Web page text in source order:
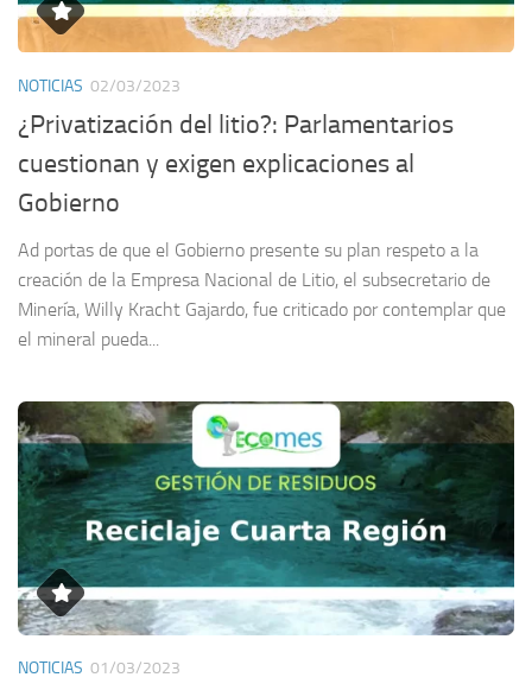
NOTICIAS 02/03/2023
¿Privatización del litio?: Parlamentarios
cuestionan y exigen explicaciones al
Gobierno
Ad portas de que el Gobierno presente su plan respeto a la
creación de la Empresa Nacional de Litio, el subsecretario de
Minería, Willy Kracht Gajardo, fue criticado por contemplar que
el mineral pueda...
NOTICIAS 01/03/2023